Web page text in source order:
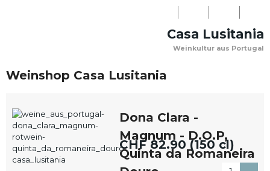
Casa Lusitania
Weinkultur aus Portugal
(0)
BERATUNG:
(0)31
Weinshop Casa Lusitania
Dona Clara -
Magnum - D.O.P,
Quinta da Romaneira
CHF82.90 (150 cl)